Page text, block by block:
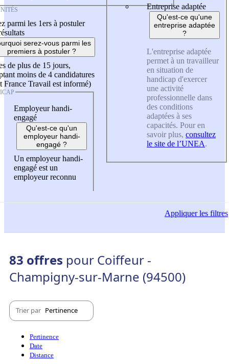
parmi les 1ers à postuler
serez-vous parmi les
premiers à postuler ?
de plus de 15 jours,
moins de 4 candidatures
France Travail est informé)
Employeur handi-
engagé
Qu'est-ce qu'un
employeur handi-
engagé ?
Un employeur handi-
engagé est un
employeur reconnu
Entreprise adaptée
Qu'est-ce qu'une
entreprise adaptée
?
L'entreprise adaptée
permet à un travailleur
en situation de
handicap d'exercer
une activité
professionnelle dans
des conditions
adaptées à ses
capacités. Pour en
savoir plus, consultez
le site de l’UNEA.
Appliquerles filtres
83 offres pour Coiffeur -
Champigny-sur-Marne (94500)
Trier par Pertinence
Pertinence
Date
Distance